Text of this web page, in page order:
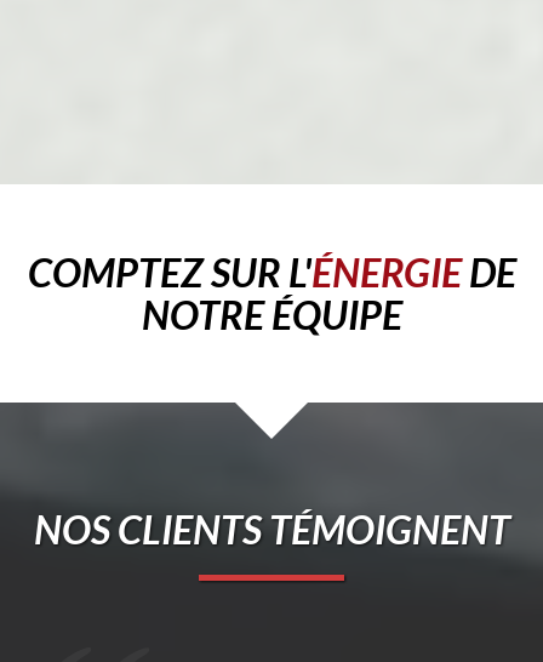
COMPTEZ SUR L'ÉNERGIEDE
NOTRE ÉQUIPE
NOS CLIENTS TÉMOIGNENT